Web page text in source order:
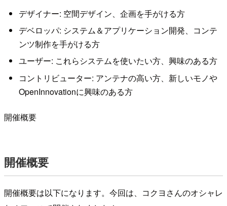
デザイナー: 空間デザイン、企画を手がける方
デベロッパ: システム＆アプリケーション開発、コンテ
ンツ制作を手がける方
ユーザー: これらシステムを使いたい方、興味のある方
コントリビューター: アンテナの高い方、新しいモノや
OpenInnovationに興味のある方
開催概要
開催概要
開催概要は以下になります。今回は、コクヨさんのオシャレ